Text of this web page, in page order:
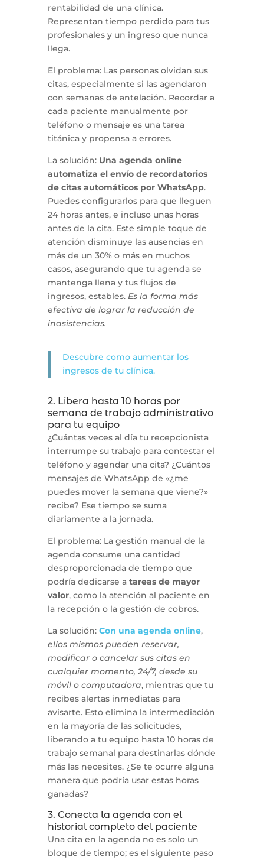
rentabilidad de una clínica.
Representan tiempo perdido para tus
profesionales y un ingreso que nunca
llega.
El problema: Las personas olvidan sus
citas, especialmente si las agendaron
con semanas de antelación. Recordar a
cada paciente manualmente por
teléfono o mensaje es una tarea
titánica y propensa a errores.
La solución: Una agenda online
automatiza el envío de recordatorios
de citas automáticos por WhatsApp.
Puedes configurarlos para que lleguen
24 horas antes, e incluso unas horas
antes de la cita. Este simple toque de
atención disminuye las ausencias en
más de un 30% o más en muchos
casos, asegurando que tu agenda se
mantenga llena y tus flujos de
ingresos, estables. Es la forma más
efectiva de lograr la reducción de
inasistencias.
Descubre como aumentar los
ingresos de tu clínica.
2. Libera hasta 10 horas por
semana de trabajo administrativo
para tu equipo
¿Cuántas veces al día tu recepcionista
interrumpe su trabajo para contestar el
teléfono y agendar una cita? ¿Cuántos
mensajes de WhatsApp de «¿me
puedes mover la semana que viene?»
recibe? Ese tiempo se suma
diariamente a la jornada.
El problema: La gestión manual de la
agenda consume una cantidad
desproporcionada de tiempo que
podría dedicarse a tareas de mayor
valor, como la atención al paciente en
la recepción o la gestión de cobros.
La solución: Con una agenda online,
ellos mismos pueden reservar,
modificar o cancelar sus citas en
cualquier momento, 24/7, desde su
móvil o computadora, mientras que tu
recibes alertas inmediatas para
avisarte. Esto elimina la intermediación
en la mayoría de las solicitudes,
liberando a tu equipo hasta 10 horas de
trabajo semanal para destinarlas dónde
más las necesites. ¿Se te ocurre alguna
manera que podría usar estas horas
ganadas?
3. Conecta la agenda con el
historial completo del paciente
Una cita en la agenda no es solo un
bloque de tiempo; es el siguiente paso